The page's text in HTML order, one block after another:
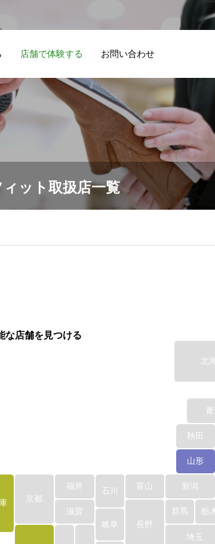
店舗で体験する お問い合わせ
ット取扱店一覧
な店舗を見つける
北
秋田
山形
群馬
栃
埼玉
新潟
富山
石川
福井
長野
岐阜
京都
滋賀